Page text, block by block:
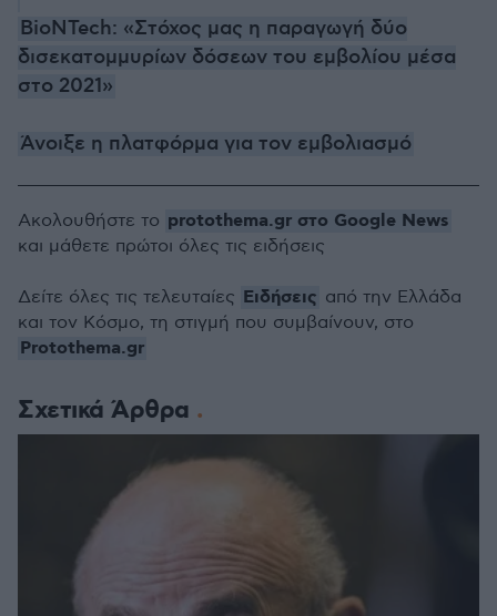
BioNTech: «Στόχος μας η παραγωγή δύο
δισεκατομμυρίων δόσεων του εμβολίου μέσα
στο 2021»
Άνοιξε η πλατφόρμα για τον εμβολιασμό
Σχετικά Άρθρα
Ακολουθήστε το protothema.gr στο Google News
και μάθετε πρώτοι όλες τις ειδήσεις
Δείτε όλες τις τελευταίες Ειδήσεις από την Ελλάδα
και τον Κόσμο, τη στιγμή που συμβαίνουν, στο
Protothema.gr